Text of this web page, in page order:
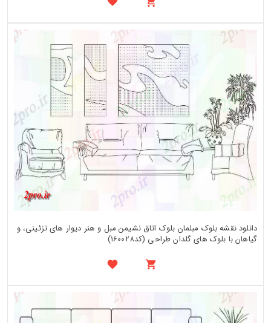
دانلود نقشه بلوک مبلمان بلوک اتاق نشیمن مبل و هنر دیوار های تزئینی، و
گیاهان با بلوک های گلدان طراحی (کد160028)